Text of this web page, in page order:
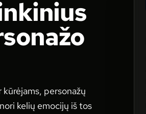
personažų
kelių emocijų iš tos